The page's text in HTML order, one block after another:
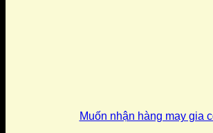
Muốn nhận hàng may gia